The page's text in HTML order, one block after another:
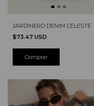
JARDINERO DENIM CELESTE
$73.47 USD
Comprar